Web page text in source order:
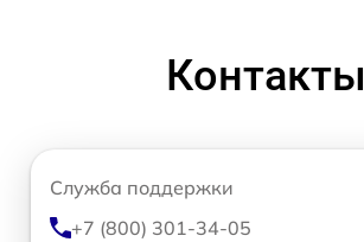
Контакты
Служба поддержки
+7 (800) 301-34-05